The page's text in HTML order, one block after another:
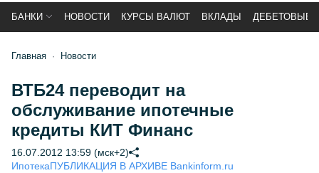
БАНКИ НОВОСТИ КУРСЫ ВАЛЮТ ВКЛАДЫ ДЕБЕТОВЫЕ
Главная Новости
ВТБ24 переводит на
обслуживание ипотечные
кредиты КИТ Финанс
16.07.2012 13:59 (мск+2)
ИпотекаПУБЛИКАЦИЯ В АРХИВЕ Bankinform.ru